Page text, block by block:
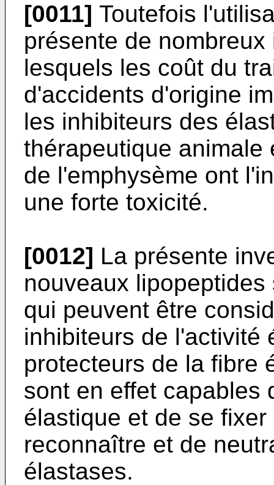
[0011] Toutefois
présente de
lesquels les coût du
d'accidents d'origine
les inhibiteurs des
thérapeutique animale
de l'emphysème ont
une forte toxicité.
[0012] La présente
nouveaux
qui peuvent être
inhibiteurs de l'activité
protecteurs de la fibre
sont en effet capables
élastique et de se
reconnaître et de
élastases.